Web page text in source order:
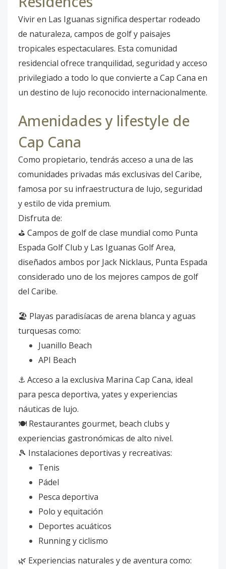
Vivir en Las Iguanas significa despertar rodeado
de naturaleza, campos de golf y paisajes
tropicales espectaculares. Esta comunidad
residencial ofrece tranquilidad, seguridad y acceso
privilegiado a todo lo que convierte a Cap Cana en
un destino de lujo reconocido internacionalmente.
Amenidades y lifestyle de
Cap Cana
Como propietario, tendrás acceso a una de las
comunidades privadas más exclusivas del Caribe,
famosa por su infraestructura de lujo, seguridad
y estilo de vida premium.
Disfruta de:
⛳ Campos de golf de clase mundial como Punta
Espada Golf Club y Las Iguanas Golf Area,
diseñados ambos por Jack Nicklaus, Punta Espada
considerado uno de los mejores campos de golf
del Caribe.
🏖️ Playas paradisíacas de arena blanca y aguas
turquesas como:
Juanillo Beach
API Beach
⚓ Acceso a la exclusiva Marina Cap Cana, ideal
para pesca deportiva, yates y experiencias
náuticas de lujo.
🍽️ Restaurantes gourmet, beach clubs y
experiencias gastronómicas de alto nivel.
🎾 Instalaciones deportivas y recreativas:
Tenis
Pádel
Pesca deportiva
Polo y equitación
Deportes acuáticos
Running y ciclismo
🌿 Experiencias naturales y de aventura como: